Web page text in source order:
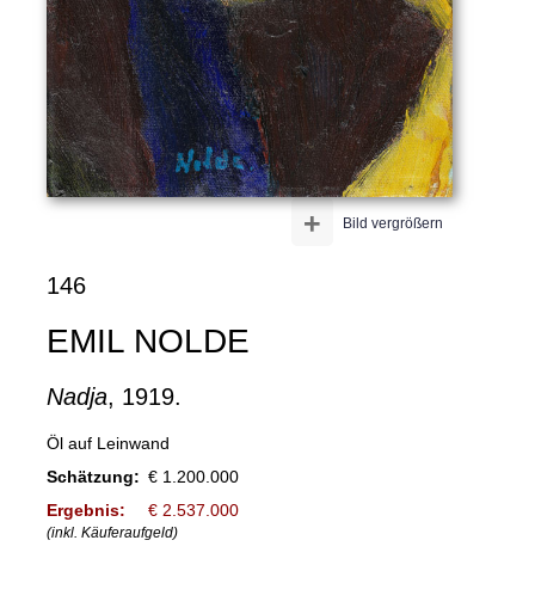
Bild vergrößern
+
146
EMIL NOLDE
Nadja, 1919.
Öl auf Leinwand
Schätzung: € 1.200.000
Ergebnis:
€ 2.537.000
(inkl. Käuferaufgeld)